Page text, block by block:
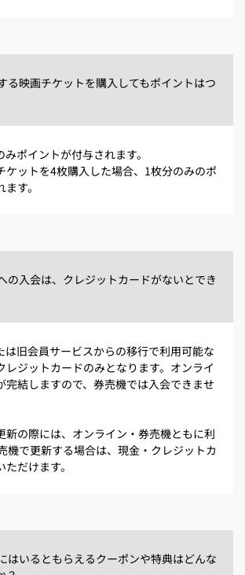
る映画チケットを購入してもポイントはつ
ポイントが付与されます。
ットを4枚購入した場合、1枚分のみのポ
す。
の入会は、クレジットカードがないとでき
は旧会員サービスからの移行で利用可能な
レジットカードのみとなります。オンライ
完結しますので、券売機では入会できませ
新の際には、オンライン・券売機ともに利
機で更新する場合は、現金・クレジットカ
だけます。
はいるともらえるクーポンや特典はどんな